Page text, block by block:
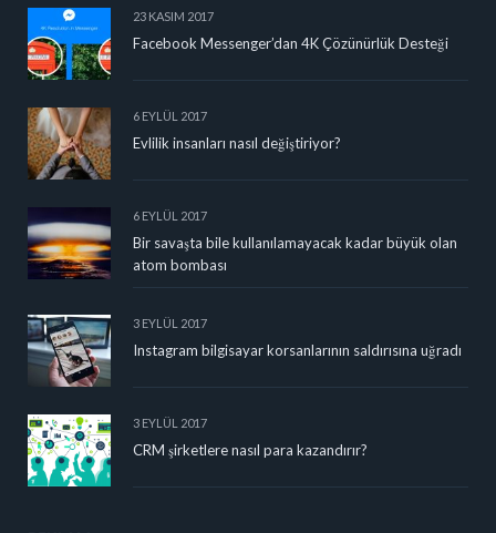
23 KASIM 2017
Facebook Messenger’dan 4K Çözünürlük Desteği
6 EYLÜL 2017
Evlilik insanları nasıl değiştiriyor?
6 EYLÜL 2017
Bir savaşta bile kullanılamayacak kadar büyük olan
atom bombası
3 EYLÜL 2017
Instagram bilgisayar korsanlarının saldırısına uğradı
3 EYLÜL 2017
CRM şirketlere nasıl para kazandırır?